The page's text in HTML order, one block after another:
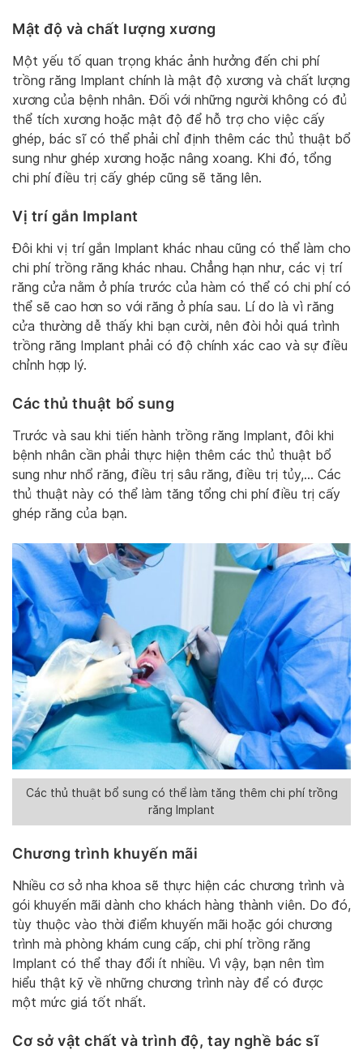
Mật độ và chất lượng xương
Một yếu tố quan trọng khác ảnh hưởng đến chi phí
trồng răng Implant chính là mật độ xương và chất lượng
xương của bệnh nhân. Đối với những người không có đủ
thể tích xương hoặc mật độ để hỗ trợ cho việc cấy
ghép, bác sĩ có thể phải chỉ định thêm các thủ thuật bổ
sung như ghép xương hoặc nâng xoang. Khi đó, tổng
chi phí điều trị cấy ghép cũng sẽ tăng lên.
Vị trí gắn Implant
Đôi khi vị trí gắn Implant khác nhau cũng có thể làm cho
chi phí trồng răng khác nhau. Chẳng hạn như, các vị trí
răng cửa nằm ở phía trước của hàm có thể có chi phí có
thể sẽ cao hơn so với răng ở phía sau. Lí do là vì răng
cửa thường dễ thấy khi bạn cười, nên đòi hỏi quá trình
trồng răng Implant phải có độ chính xác cao và sự điều
chỉnh hợp lý.
Các thủ thuật bổ sung
Trước và sau khi tiến hành trồng răng Implant, đôi khi
bệnh nhân cần phải thực hiện thêm các thủ thuật bổ
sung như nhổ răng, điều trị sâu răng, điều trị tủy,… Các
thủ thuật này có thể làm tăng tổng chi phí điều trị cấy
ghép răng của bạn.
Các thủ thuật bổ sung có thể làm tăng thêm chi phí trồng
răng Implant
Chương trình khuyến mãi
Nhiều cơ sở nha khoa sẽ thực hiện các chương trình và
gói khuyến mãi dành cho khách hàng thành viên. Do đó,
tùy thuộc vào thời điểm khuyến mãi hoặc gói chương
trình mà phòng khám cung cấp, chi phí trồng răng
Implant có thể thay đổi ít nhiều. Vì vậy, bạn nên tìm
hiểu thật kỹ về những chương trình này để có được
một mức giá tốt nhất.
Cơ sở vật chất và trình độ, tay nghề bác sĩ